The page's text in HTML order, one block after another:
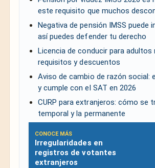
este requisito que muchos
Negativa de pensión IMSS puede
así puedes defender tu derecho
Licencia de conducir para adultos
requisitos y descuentos
Aviso de cambio de razón social:
y cumple con el SAT en 2026
CURP para extranjeros: cómo se
temporal y la permanente
CONOCE MÁS
Irregularidades en
registros de votantes
extranjeros